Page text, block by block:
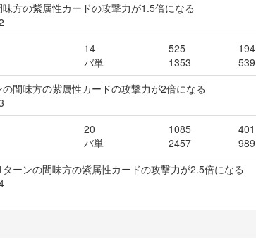
方の紫属性カードの攻撃力が1.5倍になる
14
バ単
525
1353
194
539
間味方の紫属性カードの攻撃力が2倍になる
20
バ単
1085
2457
401
989
ーンの間味方の紫属性カードの攻撃力が2.5倍になる